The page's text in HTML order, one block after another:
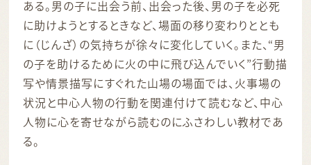
ある。男の子に出会う前、出会った後、男の子を必死
に助けようとするときなど、場面の移り変わりととも
に（じんざ）の気持ちが徐々に変化していく。また、“男
の子を助けるために火の中に飛び込んでいく”行動描
写や情景描写にすぐれた山場の場面では、火事場の
状況と中心人物の行動を関連付けて読むなど、中心
人物に心を寄せながら読むのにふさわしい教材であ
る。